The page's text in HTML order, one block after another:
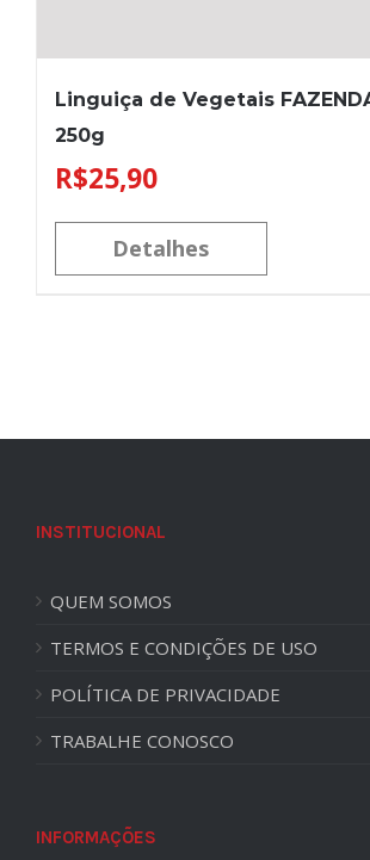
Linguiça de Vegetais
250g
R$25,90
Detalhes
INSTITUCIONAL
QUEM SOMOS
TERMOS E CONDIÇÕES DE USO
POLÍTICA DE PRIVACIDADE
TRABALHE CONOSCO
INFORMAÇÕES